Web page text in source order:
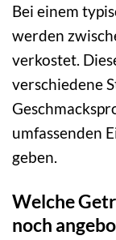
Bei einem
werden
verkostet.
verschiedene
umfassenden
geben.
Welche
noch